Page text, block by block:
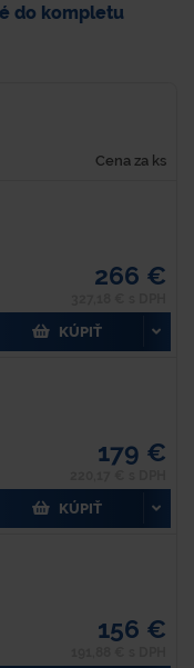
do kompletu
Cena za ks
266 €
KÚPIŤ
179 €
KÚPIŤ
156 €